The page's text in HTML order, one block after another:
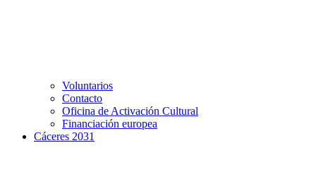
Voluntarios
Contacto
Oficina de Activación Cultural
Financiación europea
Cáceres 2031